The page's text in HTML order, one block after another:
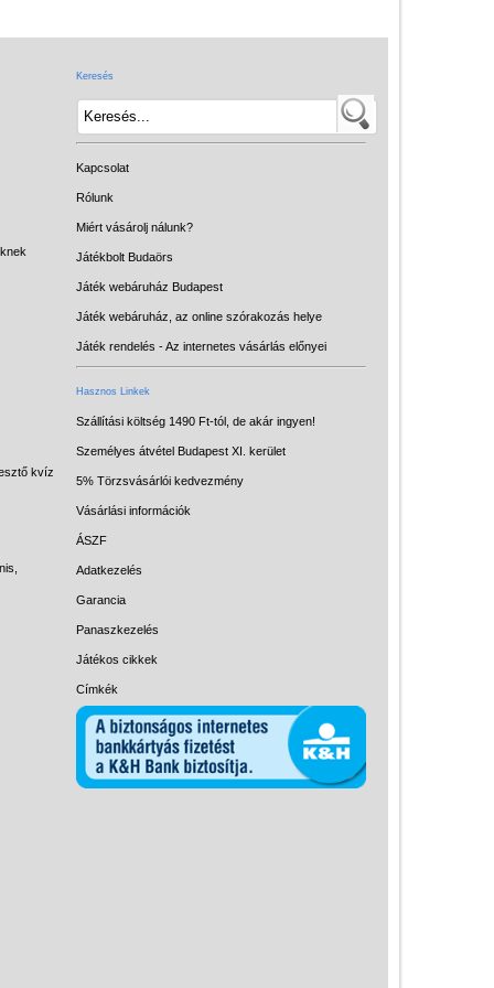
kvíz
Keresés
Kapcsolat
Rólunk
Miért vásárolj nálunk?
Játékbolt Budaörs
Játék webáruház Budapest
Játék webáruház, az online szórakozás helye
Játék rendelés - Az internetes vásárlás előnyei
Hasznos Linkek
Szállítási költség 1490 Ft-tól, de akár ingyen!
Személyes átvétel Budapest XI. kerület
5% Törzsvásárlói kedvezmény
Vásárlási információk
ÁSZF
Adatkezelés
Garancia
Panaszkezelés
Játékos cikkek
Címkék
Intelligens gyurma
Licenszes TOP
gyerekajándékok
LOGICO
LÜK
Papírszínház
Pixelhobby